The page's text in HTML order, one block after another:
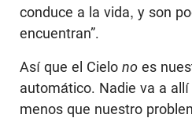
conduce a la vida, y son
encuentran”.
Así que el Cielo no es
automático. Nadie va a
menos que nuestro